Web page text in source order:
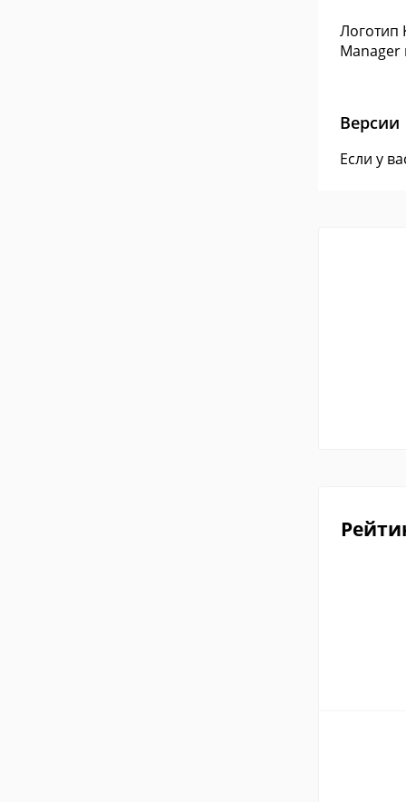
Логотип
Manager
Версии
Если у